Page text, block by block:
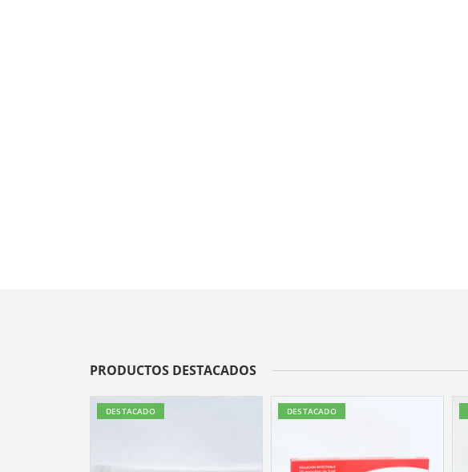
PRODUCTOS DESTACADOS
DESTACADO DESTACADO